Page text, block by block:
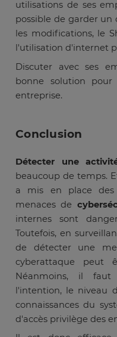
utilisations de ses
possible de garder
les modifications, le
l'utilisation d'internet
Discuter avec ses
bonne solution
entreprise.
Conclusion
Détecter une
beaucoup de temps.
a mis en place des
menaces de
internes sont
Toutefois, en
de détecter une
cyberattaque peut
Néanmoins, il
l'intention, le niveau
connaissances du
d'accès privilège des